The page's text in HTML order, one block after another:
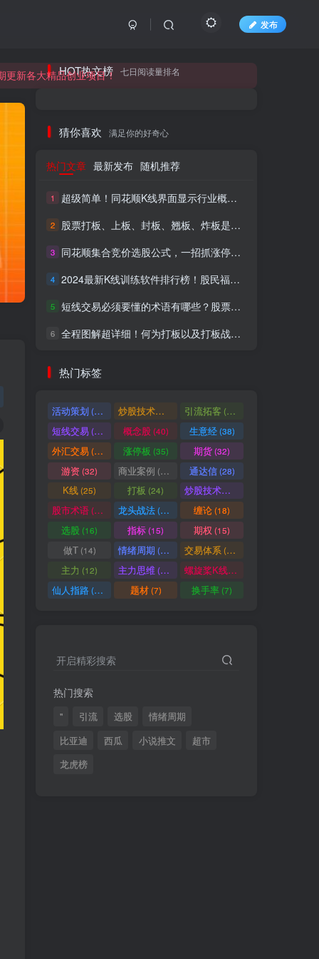
发布
新各大精品创业项目！
新各大精品创业项目！
HOT热文榜 七日阅读量排名
猜你喜欢 满足你的好奇心
热门文章 最新发布 随机推荐
1 超级简单！同花顺K线界面显示行业概念指标代码图解
2 股票打板、上板、封板、翘板、炸板是什么意思？炒股你必须懂的暗语！
3 同花顺集合竞价选股公式，一招抓涨停让你秒变打板高手！
4 2024最新K线训练软件排行榜！股民福利，十款专业分析工具全揭秘！
5 短线交易必须要懂的术语有哪些？股票分时水上、水下是什么意思？
6 全程图解超详细！何为打板以及打板战法的精髓
热门标签
活动策划(49) 炒股技术指标 (48)引流拓客 (46)
短线交易(40) 概念股(40) 生意经(38)
外汇交易(37) 涨停板 (35) 期货(32)
游资 (32) 商业案例 (30) 通达信(28)
K线(25) 打板 (24) 炒股技术形态
股市术语(21) 龙头战法(20) 缠论(18)
选股(16) 指标(15) 期权 (15)
做T(14) 情绪周期 (14) 交易体系(12)
主力 (12) 主力思维(12) 螺旋桨K线
(11)
仙人指路(10) 题材(7) 换手率(7)
开启精彩搜索
热门搜索
" 引流 选股
情绪周期
比亚迪
西瓜 小说推文
超市
龙虎榜
登录 注册
七日阅读量排名
满足你的好奇心
热门文章 最新发布 随机推荐
2 股票打板、上板、封板、翘板、炸板是什么意思？炒股你必须懂的暗语！
短线交易必须要懂的术语有哪些？股票分时水上、水下是什么意思？
6 全程图解超详细！何为打板以及打板战法的精髓